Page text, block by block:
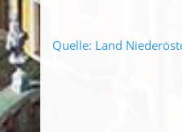
Quelle: Land